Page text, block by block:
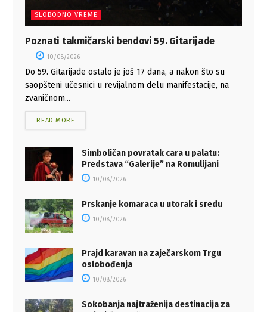
SLOBODNO VREME
Poznati takmičarski bendovi 59. Gitarijade
10/08/2026
Do 59. Gitarijade ostalo je još 17 dana, a nakon što su
saopšteni učesnici u revijalnom delu manifestacije, na
zvaničnom...
READ MORE
Simboličan povratak cara u palatu:
Predstava “Galerije” na Romulijani
10/08/2026
Prskanje komaraca u utorak i sredu
10/08/2026
Prajd karavan na zaječarskom Trgu
oslobođenja
10/08/2026
Sokobanja najtraženija destinacija za